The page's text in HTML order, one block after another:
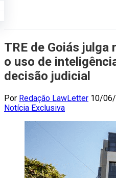
TRE de Goiás
o uso de
decisão judicial
Por Redação LawLetter 10/
Notícia Exclusiva